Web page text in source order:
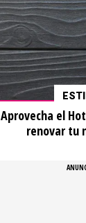
Aprovecha el
renovar tu